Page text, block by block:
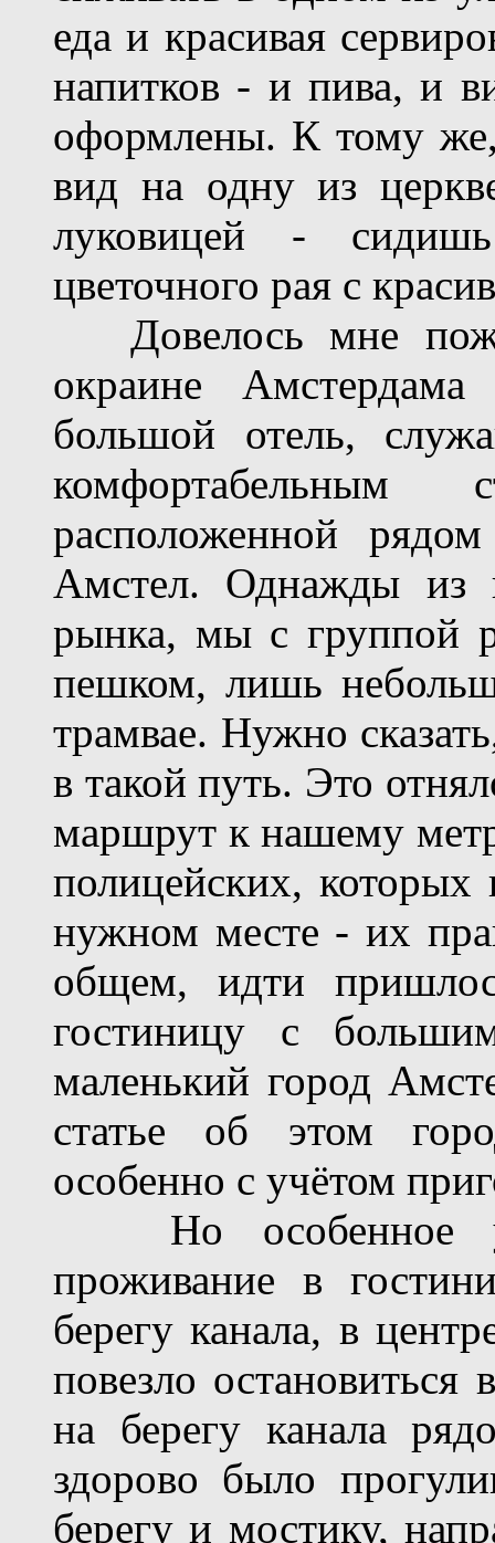
еда и красивая
напитков - и пива, и
оформлены. К тому же,
вид на одну из
луковицей -
цветочного рая с
Довелось мне
окраине
большой отель,
комфортабельным
расположенной
Амстел. Однажды из
рынка, мы с группой
пешком, лишь
трамвае. Нужно
в такой путь. Это
маршрут к нашему
полицейских,
нужном месте - их
общем, идти
гостиницу с
маленький город
статье об этом
особенно с учётом
Но особенное
проживание в
берегу канала, в
повезло
на берегу канала
здорово было
берегу и мостику,